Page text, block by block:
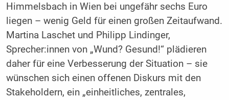
Himmelsbach in Wien bei ungefähr sechs Euro
liegen – wenig Geld für einen großen Zeitaufwand.
Martina Laschet und Philipp Lindinger,
Sprecher:innen von „Wund? Gesund!“ plädieren
daher für eine Verbesserung der Situation – sie
wünschen sich einen offenen Diskurs mit den
Stakeholdern, ein „einheitliches, zentrales,